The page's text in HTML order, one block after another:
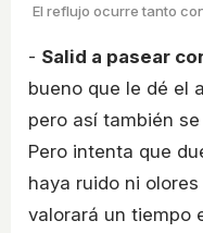
El reflujo ocurre tanto
- Salid a pasear
bueno que le dé el
pero así también
Pero intenta que
haya ruido ni
valorará un tiempo